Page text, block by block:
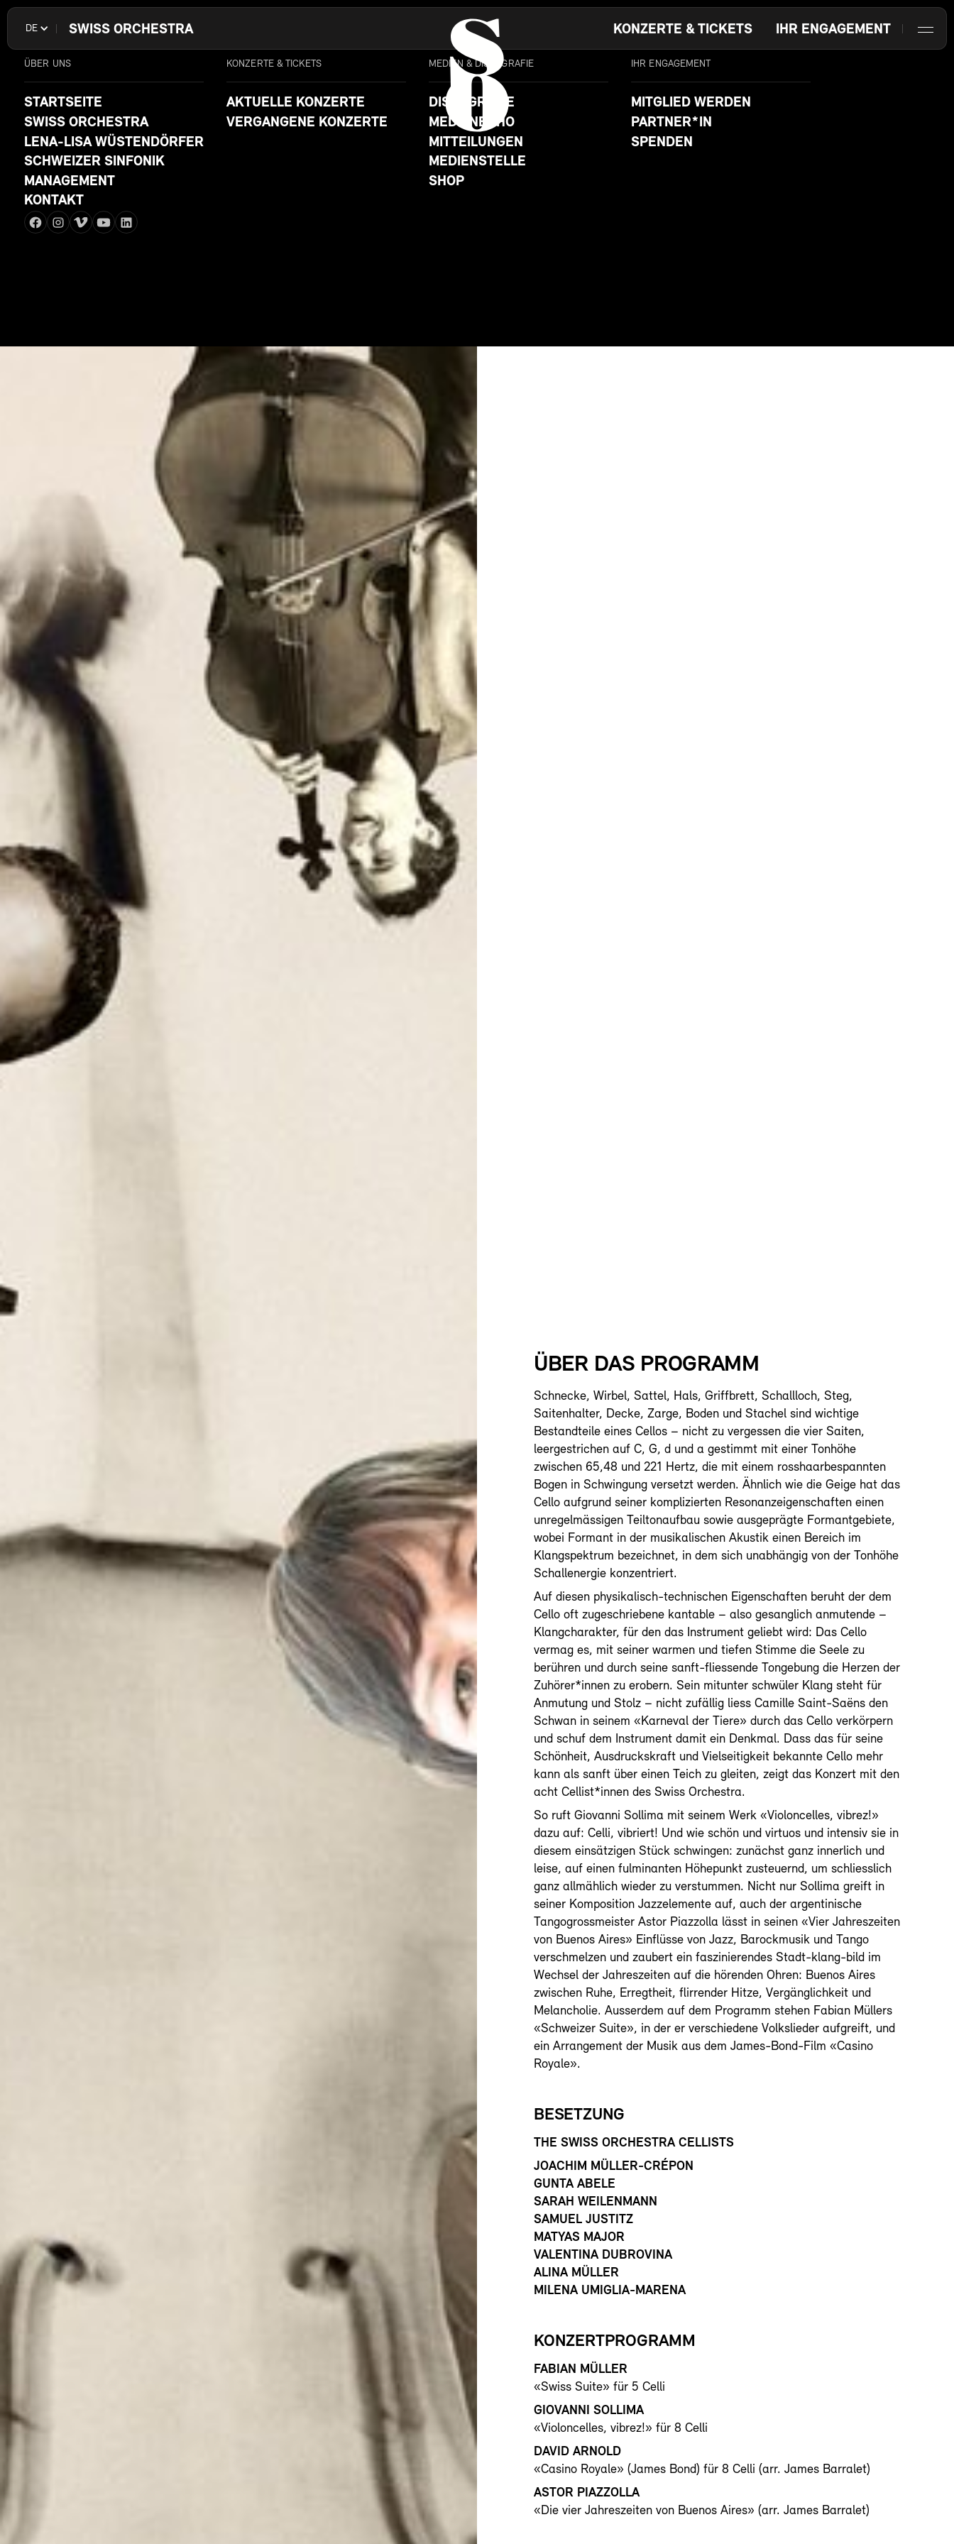
DE SWISS ORCHESTRA KONZERTE & TICKETS IHR ENGAGEMENT
ÜBER UNS
STARTSEITE
SWISS ORCHESTRA
LENA-LISA WÜSTENDÖRFER
SCHWEIZER SINFONIK
MANAGEMENT
KONTAKT
KONZERTE & TICKETS
AKTUELLE KONZERTE
VERGANGENE KONZERTE
MEDIEN & DISKOGRAFIE
DISKOGRAFIE
MEDIENECHO
MITTEILUNGEN
MEDIENSTELLE
SHOP
IHR ENGAGEMENT
MITGLIED WERDEN
PARTNER*IN
SPENDEN
ÜBER DAS PROGRAMM
Schnecke, Wirbel, Sattel, Hals, Griffbrett, Schallloch, Steg,
Saitenhalter, Decke, Zarge, Boden und Stachel sind wichtige
Bestandteile eines Cellos – nicht zu vergessen die vier Saiten,
leergestrichen auf C, G, d und a gestimmt mit einer Tonhöhe
zwischen 65,48 und 221 Hertz, die mit einem rosshaarbespannten
Bogen in Schwingung versetzt werden. Ähnlich wie die Geige hat das
Cello aufgrund seiner komplizierten Resonanzeigenschaften einen
unregelmässigen Teiltonaufbau sowie ausgeprägte Formantgebiete,
wobei Formant in der musikalischen Akustik einen Bereich im
Klangspektrum bezeichnet, in dem sich unabhängig von der Tonhöhe
Schallenergie konzentriert.
Auf diesen physikalisch-technischen Eigenschaften beruht der dem
Cello oft zugeschriebene kantable – also gesanglich anmutende –
Klangcharakter, für den das Instrument geliebt wird: Das Cello
vermag es, mit seiner warmen und tiefen Stimme die Seele zu
berühren und durch seine sanft-fliessende Tongebung die Herzen der
Zuhörer*innen zu erobern. Sein mitunter schwüler Klang steht für
Anmutung und Stolz – nicht zufällig liess Camille Saint-Saëns den
Schwan in seinem «Karneval der Tiere» durch das Cello verkörpern
und schuf dem Instrument damit ein Denkmal. Dass das für seine
Schönheit, Ausdruckskraft und Vielseitigkeit bekannte Cello mehr
kann als sanft über einen Teich zu gleiten, zeigt das Konzert mit den
acht Cellist*innen des Swiss Orchestra.
So ruft Giovanni Sollima mit seinem Werk «Violoncelles, vibrez!»
dazu auf: Celli, vibriert! Und wie schön und virtuos und intensiv sie in
diesem einsätzigen Stück schwingen: zunächst ganz innerlich und
leise, auf einen fulminanten Höhepunkt zusteuernd, um schliesslich
ganz allmählich wieder zu verstummen. Nicht nur Sollima greift in
seiner Komposition Jazzelemente auf, auch der argentinische
Tangogrossmeister Astor Piazzolla lässt in seinen «Vier Jahreszeiten
von Buenos Aires» Einflüsse von Jazz, Barockmusik und Tango
verschmelzen und zaubert ein faszinierendes Stadt-klang-bild im
Wechsel der Jahreszeiten auf die hörenden Ohren: Buenos Aires
zwischen Ruhe, Erregtheit, flirrender Hitze, Vergänglichkeit und
Melancholie. Ausserdem auf dem Programm stehen Fabian Müllers
«Schweizer Suite», in der er verschiedene Volkslieder aufgreift, und
ein Arrangement der Musik aus dem James-Bond-Film «Casino
Royale».
BESETZUNG
THE SWISS ORCHESTRA CELLISTS
JOACHIM MÜLLER-CRÉPON
GUNTA ABELE
SARAH WEILENMANN
SAMUEL JUSTITZ
MATYAS MAJOR
VALENTINA DUBROVINA
ALINA MÜLLER
MILENA UMIGLIA-MARENA
KONZERTPROGRAMM
FABIAN MÜLLER
«Swiss Suite» für 5 Celli
GIOVANNI SOLLIMA
«Violoncelles, vibrez!» für 8 Celli
DAVID ARNOLD
«Casino Royale» (James Bond) für 8 Celli (arr. James Barralet)
ASTOR PIAZZOLLA
«Die vier Jahreszeiten von Buenos Aires» (arr. James Barralet)